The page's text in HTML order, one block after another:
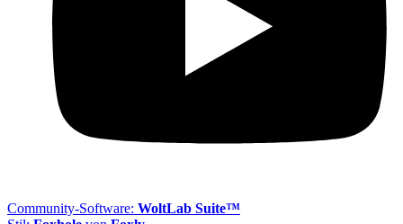
Community-Software: WoltLab Suite™